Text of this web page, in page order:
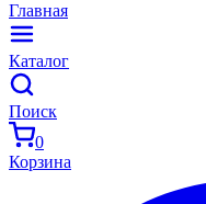
Главная
Каталог
Поиск
0
Корзина